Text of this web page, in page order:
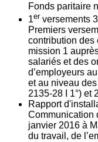
Fonds paritaire
1er versements 3
Premiers
contribution des
mission 1
salariés et des
d’employeurs
et au niveau
2135‐28 I 1°) et
Rapport
Communication
janvier 2016 à
du travail, de